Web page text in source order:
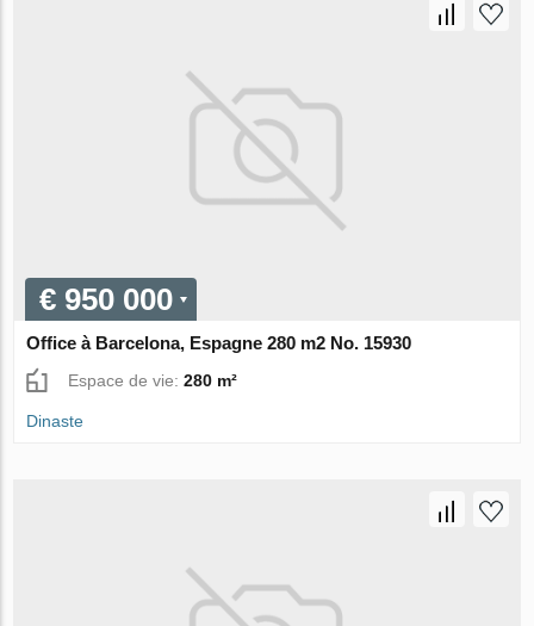
€ 950 000
Office à Barcelona, Espagne 280 m2 No. 15930
Espace de vie:280 m²
Dinaste